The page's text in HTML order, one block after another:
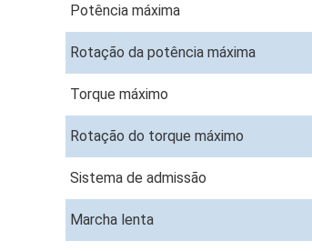
Potência máxima
Rotação da potência máxima
Torque máximo
Rotação do torque máximo
Sistema de admissão
Marcha lenta